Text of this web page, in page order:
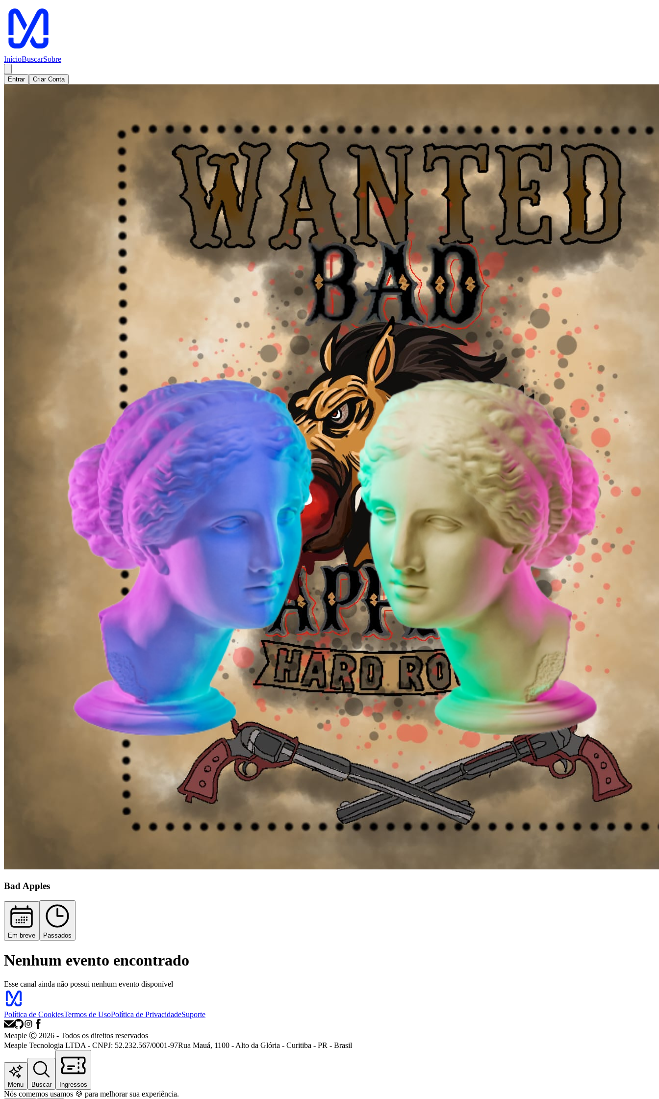
InícioBuscarSobre
Entrar Criar Conta
Bad Apples
Em breve Passados
Nenhum evento encontrado
Esse canal ainda não possui nenhum evento disponível
Política de CookiesTermos de UsoPolítica de PrivacidadeSuporte
Meaple Ⓒ 2026 - Todos os direitos reservados
Meaple Tecnologia LTDA - CNPJ: 52.232.567/0001-97Rua Mauá, 1100 - Alto da Glória - Curitiba - PR - Brasil
Menu Buscar Ingressos
Nós comemos usamos 🍪 para melhorar sua experiência.